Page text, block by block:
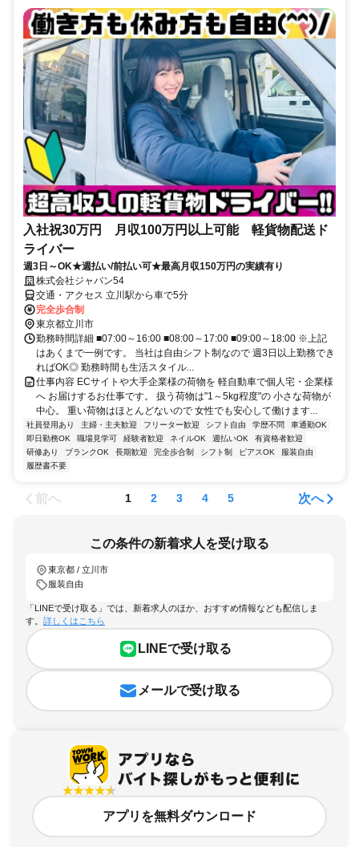
入社祝30万円 月収100万円以上可能 軽貨物配送ド
ライバー
週3日～OK★週払い/前払い可★最高月収150万円の実績有り
株式会社ジャパン54
交通・アクセス 立川駅から車で5分
完全歩合制
東京都立川市
勤務時間詳細 ■07:00～16:00 ■08:00～17:00 ■09:00～18:00 ※上記
はあくまで一例です。 当社は自由シフト制なので 週3日以上勤務でき
ればOK◎ 勤務時間も生活スタイル...
仕事内容 ECサイトや大手企業様の荷物を 軽自動車で個人宅・企業様
へ お届けするお仕事です。 扱う荷物は"1～5kg程度"の 小さな荷物が
中心。 重い荷物はほとんどないので 女性でも安心して働けます...
社員登用あり 主婦・主夫歓迎 フリーター歓迎 シフト自由 学歴不問
車通勤OK
即日勤務OK
職場見学可 経験者歓迎 ネイルOK 週払いOK
有資格者歓迎
研修あり
ブランクOK 長期歓迎 完全歩合制 シフト制 ピアスOK
服装自由
履歴書不要
前へ 1 2 3 4 5 次へ
この条件の新着求人を受け取る
東京都 / 立川市
服装自由
「LINEで受け取る」では、新着求人のほか、おすすめ情報なども配信しま
す。 詳しくはこちら
LINEで受け取る
メールで受け取る
アプリを無料ダウンロード